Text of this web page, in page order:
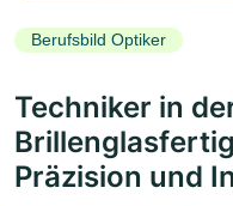
Berufsbild Optiker
Techniker in
Präzision und